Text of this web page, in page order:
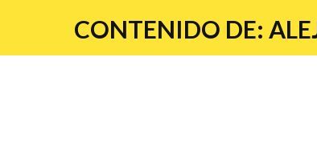
CONTENIDO DE: